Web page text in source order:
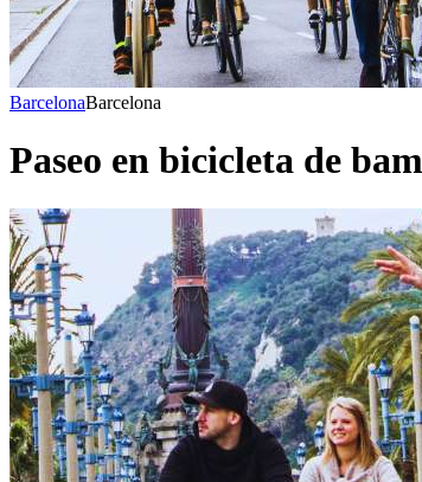
BarcelonaBarcelona
Paseo en bicicleta de